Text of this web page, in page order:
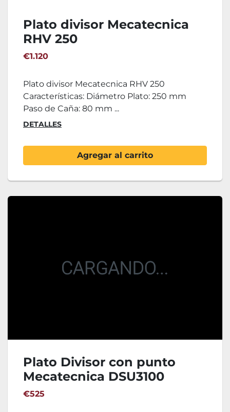
Plato divisor Mecatecnica
RHV 250
€1.120
Plato divisor Mecatecnica RHV 250
Características: Diámetro Plato: 250 mm
Paso de Caña: 80 mm ...
DETALLES
Agregar al carrito
Plato Divisor con punto
Mecatecnica DSU3100
€525